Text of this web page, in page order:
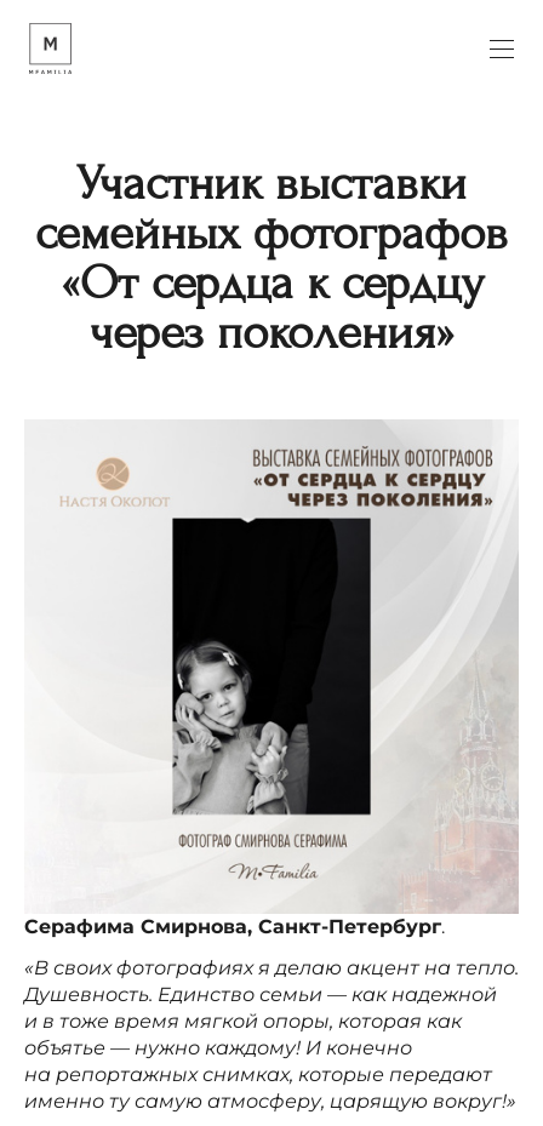
Участник выставки
семейных фотографов
«От сердца к сердцу
через поколения»
Серафима Смирнова, Санкт-Петербург.
«В своих фотографиях я делаю акцент на тепло.
Душевность. Единство семьи — как надежной
и в тоже время мягкой опоры, которая как
объятье — нужно каждому! И конечно
на репортажных снимках, которые передают
именно ту самую атмосферу, царящую вокруг!»